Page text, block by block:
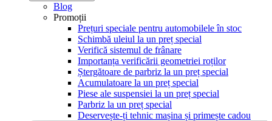
Blog
Promoții
Prețuri speciale pentru automobilele în stoc
Schimbă uleiul la un preț special
Verifică sistemul de frânare
Importanța verificării geometriei roților
Ștergătoare de parbriz la un preț special
Acumulatoare la un preț special
Piese ale suspensiei la un preț special
Parbriz la un preț special
Deservește-ți tehnic mașina și primește cadou